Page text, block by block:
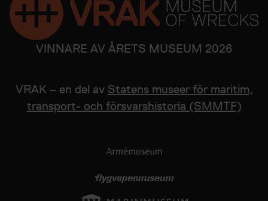
VINNARE AV ÅRETS MUSEUM 2026
VRAK – en del av Statens museer för maritim,
transport- och försvarshistoria (SMMTF)